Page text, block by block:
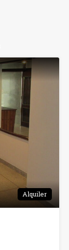
Alquiler